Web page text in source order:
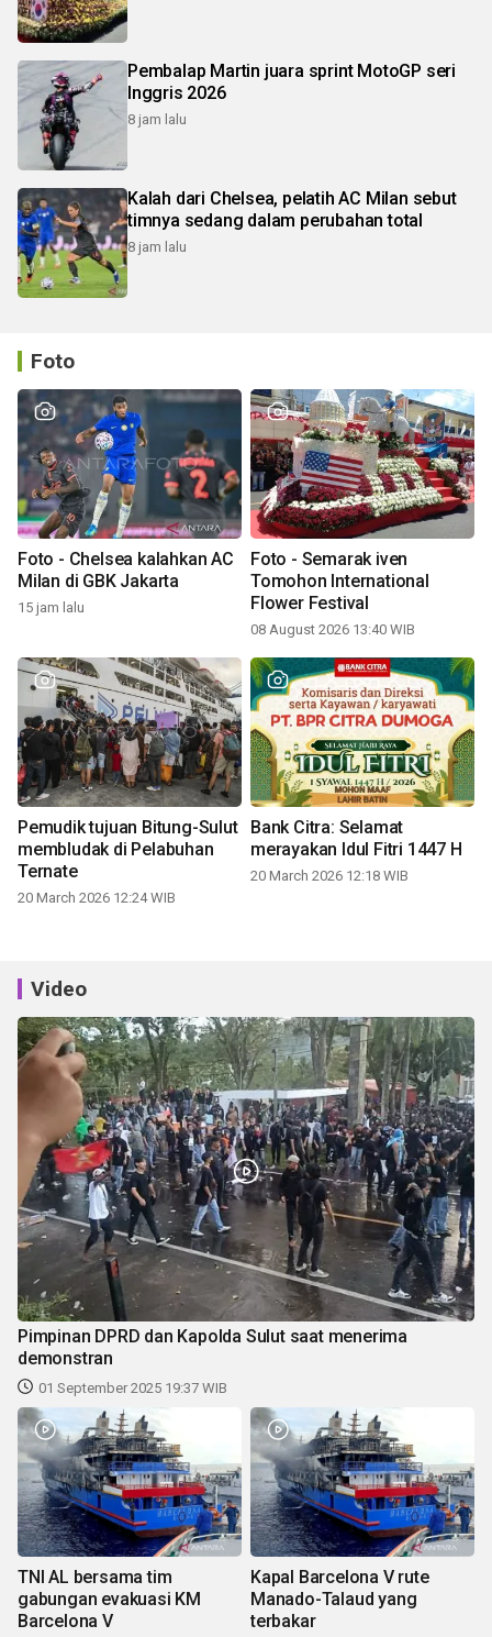
Pembalap Martin juara sprint MotoGP seri
Inggris 2026
8 jam lalu
Kalah dari Chelsea, pelatih AC Milan sebut
timnya sedang dalam perubahan total
8 jam lalu
Foto
Foto - Chelsea kalahkan AC
Milan di GBK Jakarta
15 jam lalu
Foto - Semarak iven
Tomohon International
Flower Festival
08 August 2026 13:40 WIB
Pemudik tujuan Bitung-Sulut
membludak di Pelabuhan
Ternate
20 March 2026 12:24 WIB
Bank Citra: Selamat
merayakan Idul Fitri 1447 H
20 March 2026 12:18 WIB
Video
Pimpinan DPRD dan Kapolda Sulut saat menerima
demonstran
01 September 2025 19:37 WIB
TNI AL bersama tim
gabungan evakuasi KM
Barcelona V
Kapal Barcelona V rute
Manado-Talaud yang
terbakar